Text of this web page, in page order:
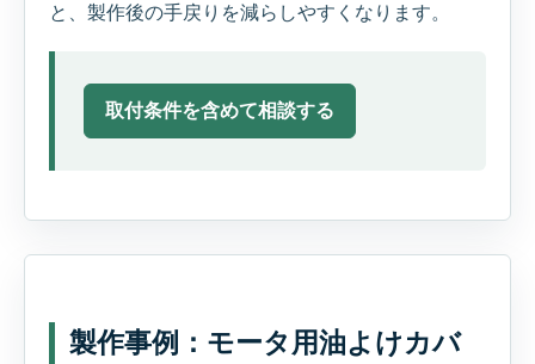
と、製作後の手戻りを減らしやすくなります。
取付条件を含めて相談する
製作事例：モータ用油よけカバ